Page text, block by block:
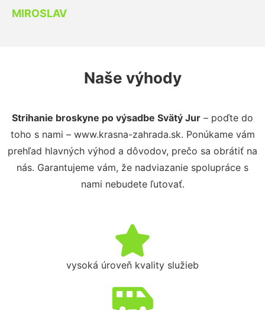
MIROSLAV
Naše výhody
Strihanie broskyne po výsadbe Svätý Jur – poďte do
toho s nami – www.krasna-zahrada.sk. Ponúkame vám
prehľad hlavných výhod a dôvodov, prečo sa obrátiť na
nás. Garantujeme vám, že nadviazanie spolupráce s
nami nebudete ľutovať.
vysoká úroveň kvality služieb